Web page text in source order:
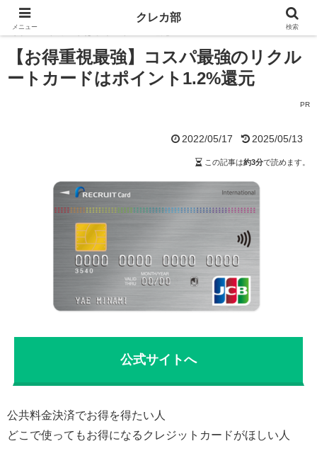
ホーム 一般・ノーマルカード
【お得重視最強】コスパ最強の
リクルートカードはポイント1.2%還元
【お得重視最強】コスパ最強のリクル
ートカードはポイント1.2%還元
PR
2022/05/17 2025/05/13
この記事は約3分で読めます。
公式サイトへ
公共料金決済でお得を得たい人
どこで使ってもお得になるクレジットカードがほしい人
メニュー
クレカ部
検索